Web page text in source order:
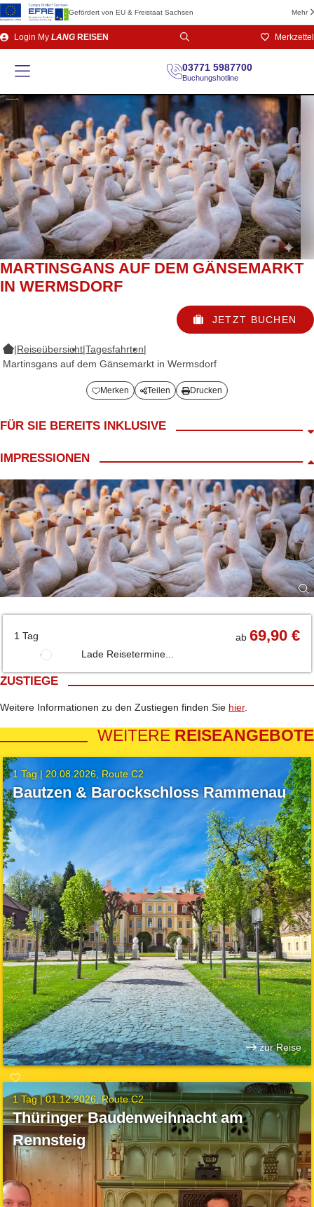
Gefördert von EU & Freistaat Sachsen Mehr
Direkt
zum
Login My LANG REISEN Merkzettel
03771 5987700
Buchungshotline
MARTINSGANS AUF DEM GÄNSEMARKT
IN WERMSDORF
JETZT BUCHEN
|Reiseübersicht|Tagesfahrten|
Martinsgans auf dem Gänsemarkt in Wermsdorf
Merken Teilen Drucken
FÜR SIE BEREITS INKLUSIVE
LANG Reiseleiter
Bordbegleitung
Martinsgansessen auf dem Gänsemarkt Eskildsen mit
Selbstbedienung
ca. 3h Freizeit auf dem Gänsemarkt Eskildsen: Marktstände mit
kunsthandwerklichen Arbeiten
IMPRESSIONEN
1 Tag ab69,90 €
Lade Reisetermine...
ZUSTIEGE
Weitere Informationen zu den Zustiegen finden Sie hier.
WEITERE REISEANGEBOTE
1 Tag | 20.08.2026 Route C2
Bautzen & Barockschloss Rammenau
zur Reise
1 Tag |01.12.2026 Route C2
Thüringer Baudenweihnacht am
Rennsteig